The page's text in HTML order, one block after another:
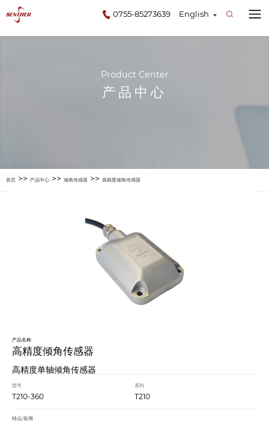
English
0755-85273639
Product Center
产品中心
首页 >> 产品中心 >> 倾角传感器 >> 高精度倾角传感器
产品名称
高精度倾角传感器
高精度单轴倾角传感器
型号
T210-360
系列
T210
特点/应用